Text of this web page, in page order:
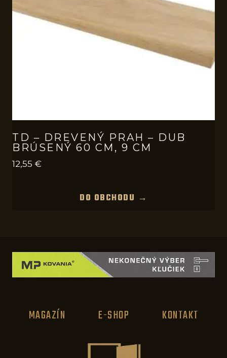
TD – DREVENÝ PRAH – DUB
BRÚSENÝ 60 CM, 9 CM
12,55 €
DO OBCHODU →
MAGAZÍN E-SHOP KONTAKT